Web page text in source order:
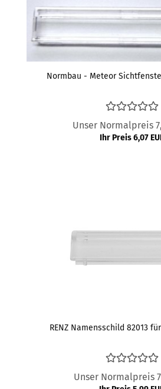
Normbau - Meteor
Unser Normalpreis
Ihr Preis 6,07
RENZ Namensschild 82013
Unser Normalpreis